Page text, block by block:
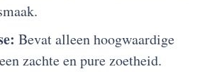
Bevat alleen hoogwaardige
zachte en pure zoetheid.